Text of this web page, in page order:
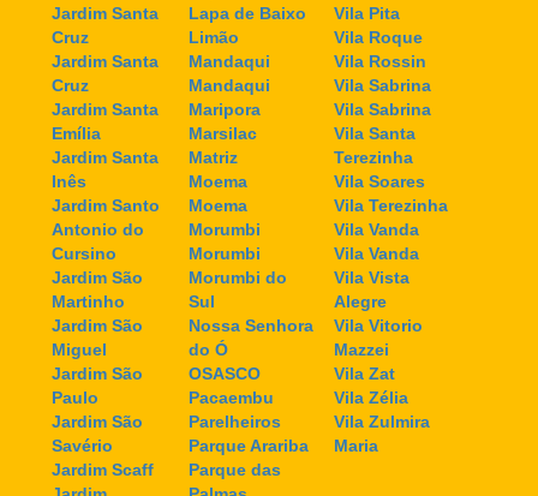
Jardim Santa
Cruz
Jardim Santa
Cruz
Jardim Santa
Emília
Jardim Santa
Inês
Jardim Santo
Antonio do
Cursino
Jardim São
Martinho
Jardim São
Miguel
Jardim São
Paulo
Jardim São
Savério
Jardim Scaff
Lapa de Baixo
Limão
Mandaqui
Mandaqui
Maripora
Marsilac
Matriz
Moema
Moema
Morumbi
Morumbi
Morumbi do
Sul
Nossa Senhora
do Ó
OSASCO
Pacaembu
Parelheiros
Parque Arariba
Parque das
Vila Pita
Vila Roque
Vila Rossin
Vila Sabrina
Vila Sabrina
Vila Santa
Terezinha
Vila Soares
Vila Terezinha
Vila Vanda
Vila Vanda
Vila Vista
Alegre
Vila Vitorio
Mazzei
Vila Zat
Vila Zélia
Vila Zulmira
Maria